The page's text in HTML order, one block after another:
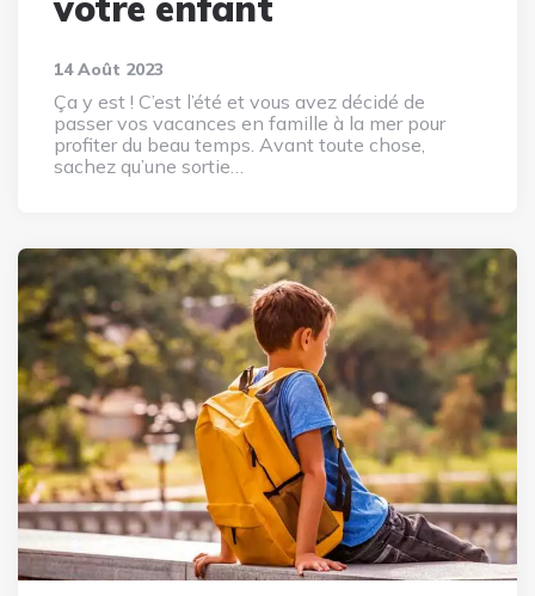
14 Août 2023
Ça y est ! C’est l’été et vous avez décidé de
passer vos vacances en famille à la mer pour
profiter du beau temps. Avant toute chose,
sachez qu’une sortie…